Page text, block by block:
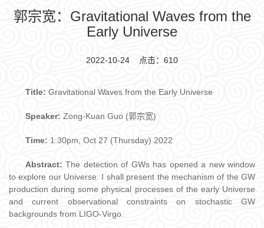
郭宗宽：Gravitational Waves from the
Early Universe
2022-10-24 点击： 610
Title: Gravitational Waves from the Early Universe
Speaker: Zong-Kuan Guo (郭宗宽)
Time: 1:30pm, Oct 27 (Thursday) 2022
Abstract: The detection of GWs has opened a new window
to explore our Universe. I shall present the mechanism of the GW
production during some physical processes of the early Universe
and current observational constraints on stochastic GW
backgrounds from LIGO-Virgo.